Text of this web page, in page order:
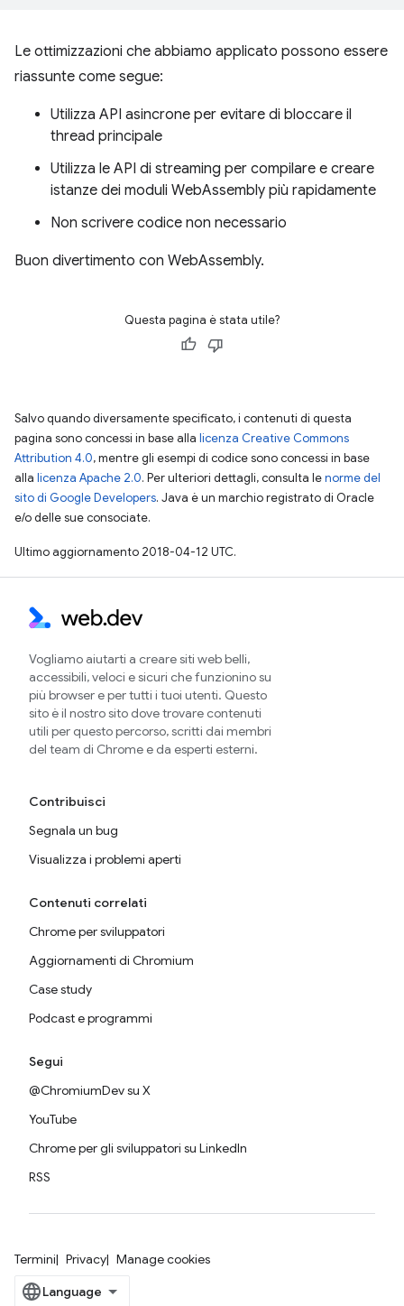
Le ottimizzazioni che abbiamo applicato possono essere
riassunte come segue:
Utilizza API asincrone per evitare di bloccare il
thread principale
Utilizza le API di streaming per compilare e creare
istanze dei moduli WebAssembly più rapidamente
Non scrivere codice non necessario
Buon divertimento con WebAssembly.
Questa pagina è stata utile?
Salvo quando diversamente specificato, i contenuti di questa
pagina sono concessi in base alla licenza Creative Commons
Attribution 4.0, mentre gli esempi di codice sono concessi in base
alla licenza Apache 2.0. Per ulteriori dettagli, consulta lenorme del
sito di Google Developers. Java è un marchio registrato di Oracle
e/o delle sue consociate.
Ultimo aggiornamento 2018-04-12 UTC.
Vogliamo aiutarti a creare siti web belli,
accessibili, veloci e sicuri che funzionino su
più browser e per tutti i tuoi utenti. Questo
sito è il nostro sito dove trovare contenuti
utili per questo percorso, scritti dai membri
del team di Chrome e da esperti esterni.
Contribuisci
Segnala un bug
Visualizza i problemi aperti
Contenuti correlati
Chrome per sviluppatori
Aggiornamenti di Chromium
Case study
Podcast e programmi
Segui
@ChromiumDev su X
YouTube
Chrome per gli sviluppatori su LinkedIn
RSS
Termini Privacy Manage cookies